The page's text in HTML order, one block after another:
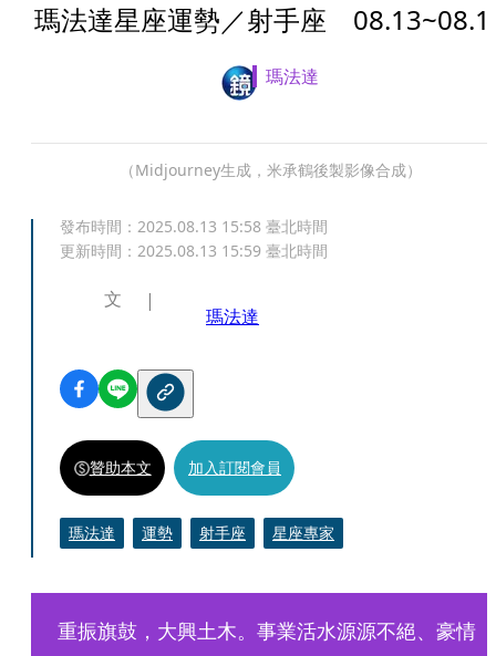
瑪法達星座運勢／射手座
瑪法達
（Midjourney生成，米承鶴後製影像合成）
發布時間： 2025.08.13 15:58 臺北時間
更新時間： 2025.08.13 15:59 臺北時間
文
瑪法達
贊助本文 加入訂閱會員
瑪法達 運勢 射手座 星座專家
重振旗鼓，大興土木。事業活水源源不絕、豪情